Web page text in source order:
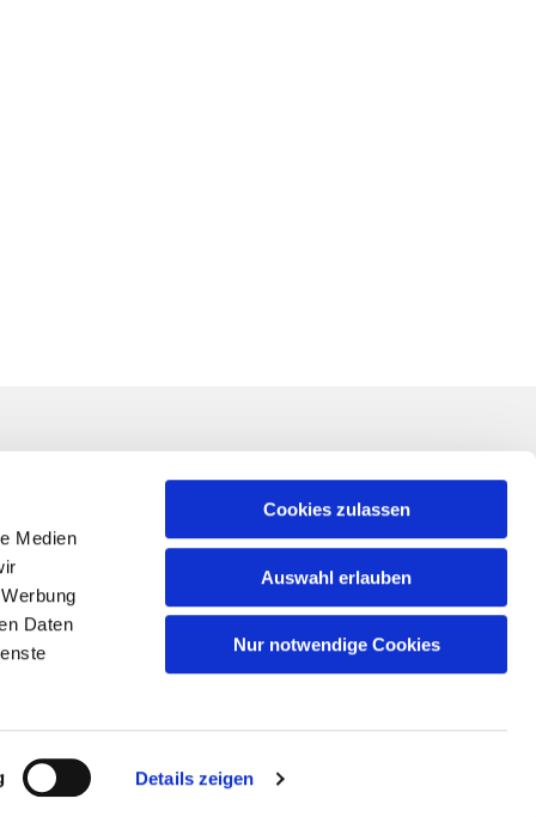
Medien
Daten
Details zeigen
Cookies zulassen
Auswahl erlauben
Nur notwendige Cookies
von
Linkliste
Datenschutzerklärung
Schutz vor sexualisierter Gewalt
Kontakt